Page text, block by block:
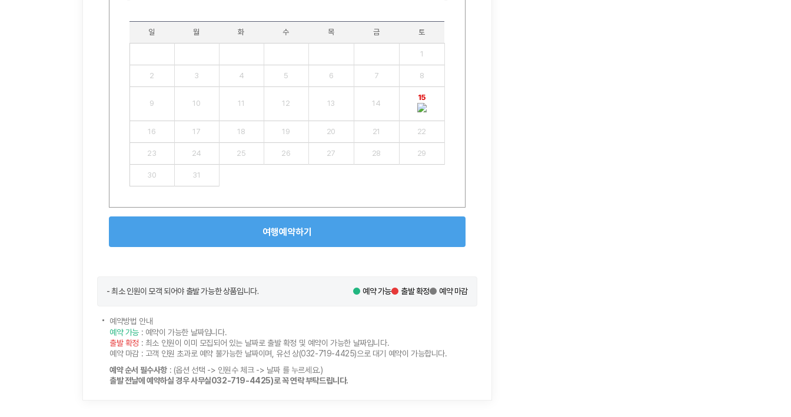
일 월 화 수 목 금 토
1
2 3 4 5 6 7 8
9 10 11 12 13 14
15
16 17 18 19 20 21 22
23 24 25 26 27 28 29
30 31
여행예약하기
- 최소 인원이 모객 되어야 출발 가능한 상품입니다. 예약 가능 출발 확정 예약 마감
예약방법 안내
예약 가능 : 예약이 가능한 날짜입니다.
출발 확정 : 최소 인원이 이미 모집되어 있는 날짜로 출발 확정 및 예약이 가능한 날짜입니다.
예약 마감 : 고객 인원 초과로 예약 불가능한 날짜이며, 유선 상(032-719-4425)으로 대기 예약이 가능합니다.
예약 순서 필수사항 : (옵션 선택 -> 인원수 체크 -> 날짜 를 누르세요.)
출발 전날에 예약하실 경우 사무실032-719-4425)로 꼭 연락 부탁드립니다.